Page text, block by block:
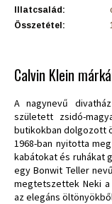
Illatcsalád:
Összetétel:
Calvin Klein
A nagynevű
született zsidó-
butikokban dolgozott
1968-ban nyitotta
kabátokat és ruhákat
egy Bonwit Teller
megtetszettek Neki
az elegáns